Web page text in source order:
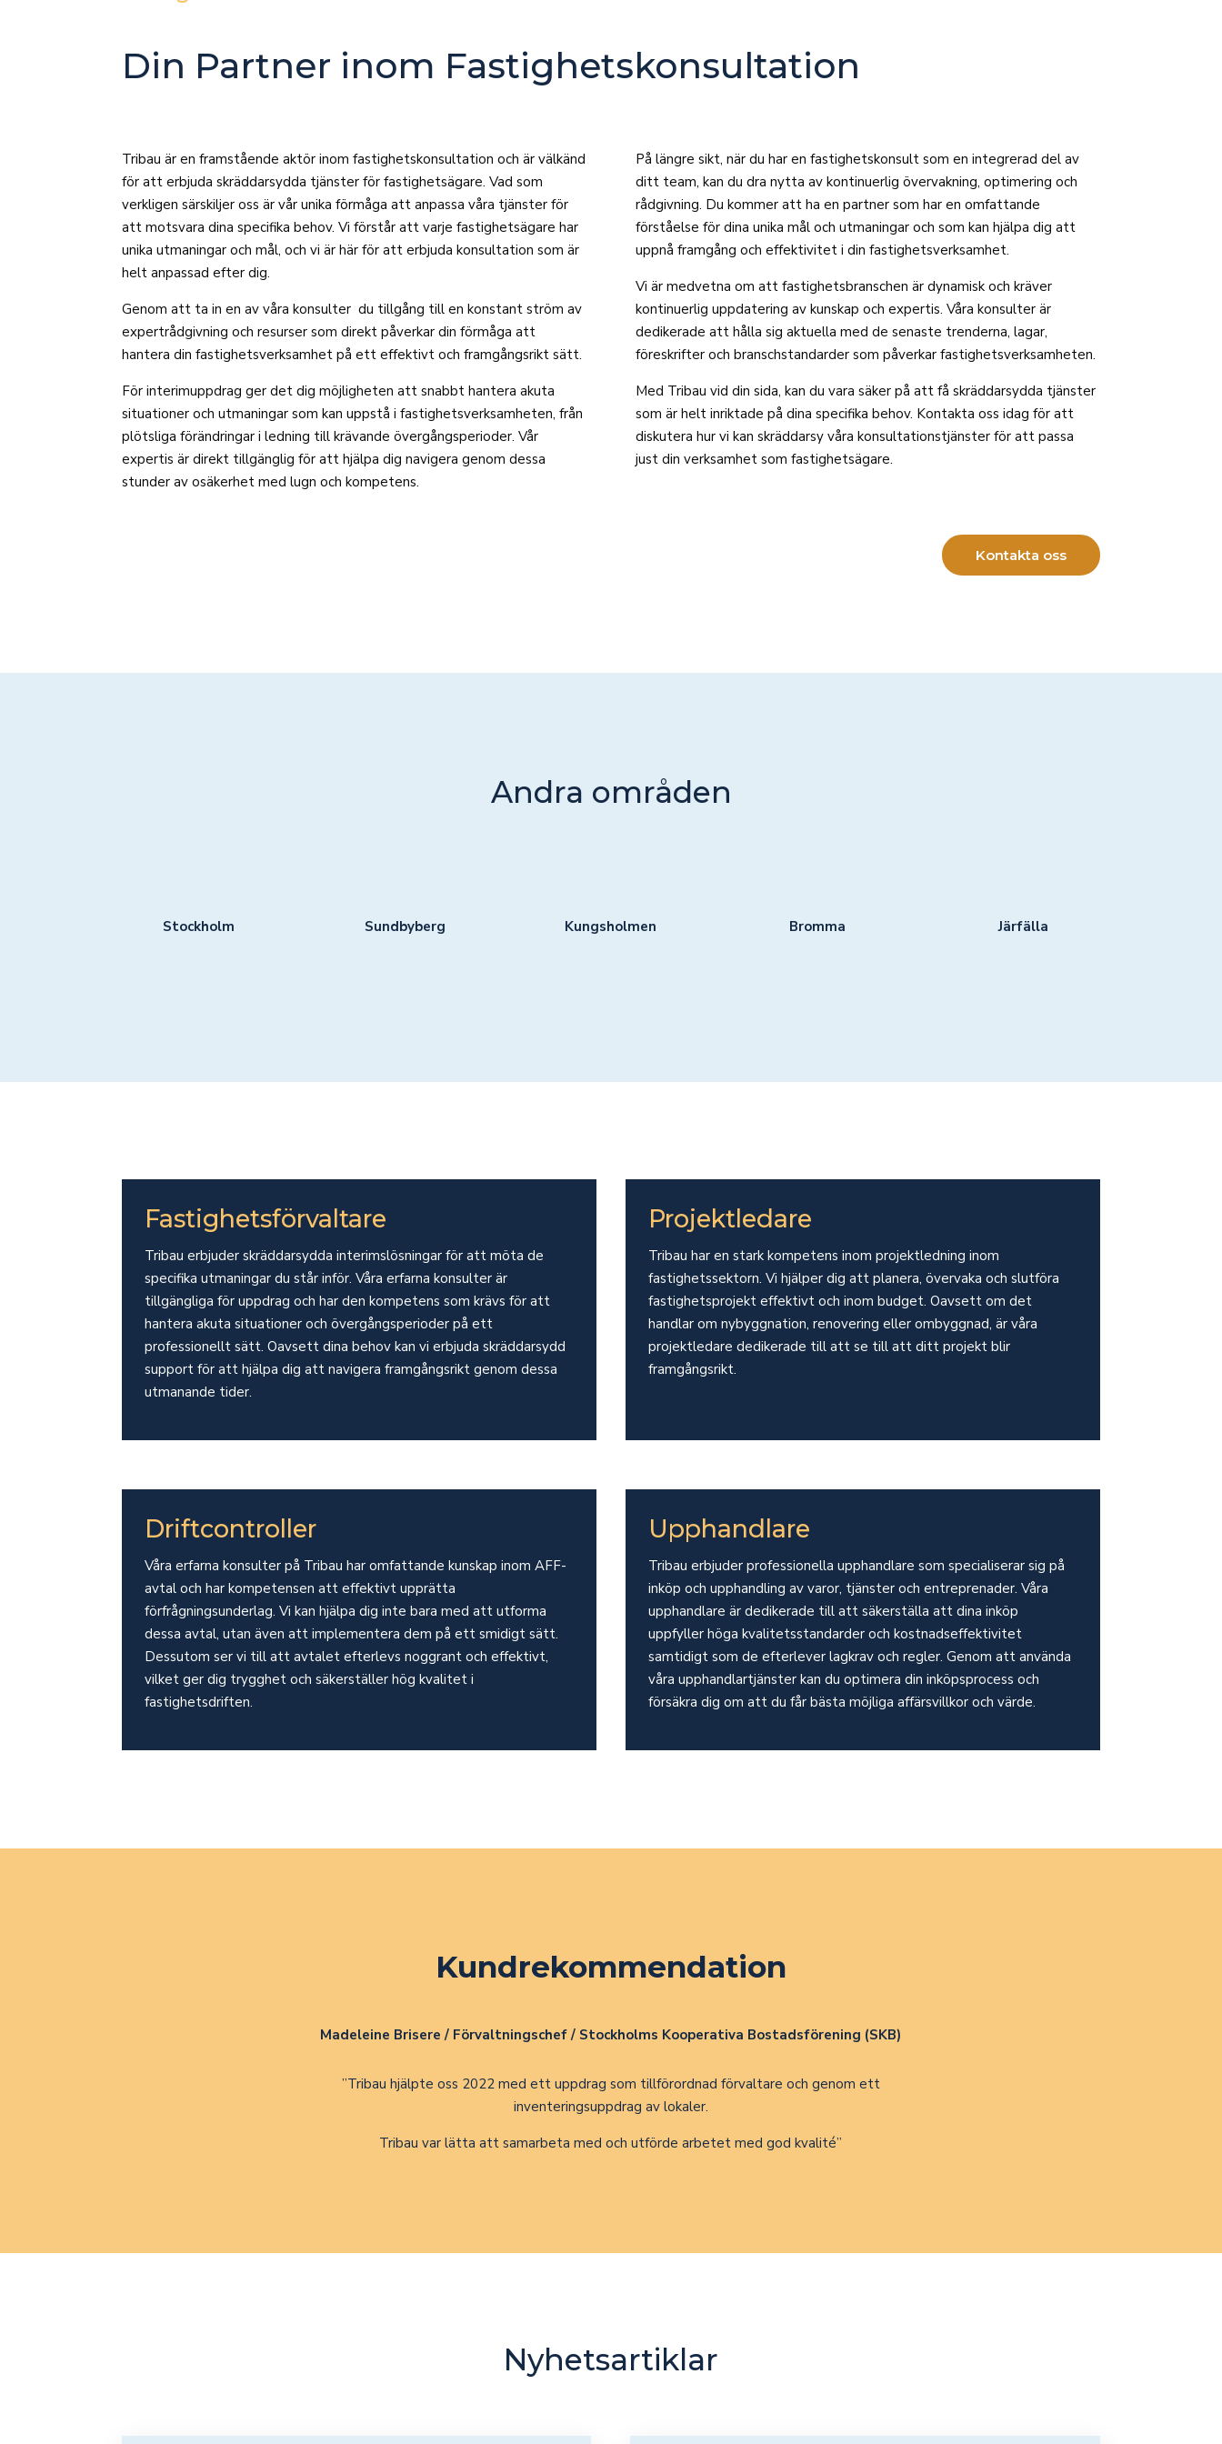
Din Partner inom Fastighetskonsultation
Tribau är en framstående aktör inom fastighetskonsultation och är välkänd
för att erbjuda skräddarsydda tjänster för fastighetsägare. Vad som
verkligen särskiljer oss är vår unika förmåga att anpassa våra tjänster för
att motsvara dina specifika behov. Vi förstår att varje fastighetsägare har
unika utmaningar och mål, och vi är här för att erbjuda konsultation som är
helt anpassad efter dig.
Genom att ta in en av våra konsulter du tillgång till en konstant ström av
expertrådgivning och resurser som direkt påverkar din förmåga att
hantera din fastighetsverksamhet på ett effektivt och framgångsrikt sätt.
För interimuppdrag ger det dig möjligheten att snabbt hantera akuta
situationer och utmaningar som kan uppstå i fastighetsverksamheten, från
plötsliga förändringar i ledning till krävande övergångsperioder. Vår
expertis är direkt tillgänglig för att hjälpa dig navigera genom dessa
stunder av osäkerhet med lugn och kompetens.
På längre sikt, när du har en fastighetskonsult som en integrerad del av
ditt team, kan du dra nytta av kontinuerlig övervakning, optimering och
rådgivning. Du kommer att ha en partner som har en omfattande
förståelse för dina unika mål och utmaningar och som kan hjälpa dig att
uppnå framgång och effektivitet i din fastighetsverksamhet.
Vi är medvetna om att fastighetsbranschen är dynamisk och kräver
kontinuerlig uppdatering av kunskap och expertis. Våra konsulter är
dedikerade att hålla sig aktuella med de senaste trenderna, lagar,
föreskrifter och branschstandarder som påverkar fastighetsverksamheten.
Med Tribau vid din sida, kan du vara säker på att få skräddarsydda tjänster
som är helt inriktade på dina specifika behov. Kontakta oss idag för att
diskutera hur vi kan skräddarsy våra konsultationstjänster för att passa
just din verksamhet som fastighetsägare.
Kontakta oss
Andra områden
Stockholm Sundbyberg Kungsholmen Bromma Järfälla
Fastighetsförvaltare
Tribau erbjuder skräddarsydda interimslösningar för att möta de
specifika utmaningar du står inför. Våra erfarna konsulter är
tillgängliga för uppdrag och har den kompetens som krävs för att
hantera akuta situationer och övergångsperioder på ett
professionellt sätt. Oavsett dina behov kan vi erbjuda skräddarsydd
support för att hjälpa dig att navigera framgångsrikt genom dessa
utmanande tider.
Projektledare
Tribau har en stark kompetens inom projektledning inom
fastighetssektorn. Vi hjälper dig att planera, övervaka och slutföra
fastighetsprojekt effektivt och inom budget. Oavsett om det
handlar om nybyggnation, renovering eller ombyggnad, är våra
projektledare dedikerade till att se till att ditt projekt blir
framgångsrikt.
Driftcontroller
Våra erfarna konsulter på Tribau har omfattande kunskap inom AFF-
avtal och har kompetensen att effektivt upprätta
förfrågningsunderlag. Vi kan hjälpa dig inte bara med att utforma
dessa avtal, utan även att implementera dem på ett smidigt sätt.
Dessutom ser vi till att avtalet efterlevs noggrant och effektivt,
vilket ger dig trygghet och säkerställer hög kvalitet i
fastighetsdriften.
Upphandlare
Tribau erbjuder professionella upphandlare som specialiserar sig på
inköp och upphandling av varor, tjänster och entreprenader. Våra
upphandlare är dedikerade till att säkerställa att dina inköp
uppfyller höga kvalitetsstandarder och kostnadseffektivitet
samtidigt som de efterlever lagkrav och regler. Genom att använda
våra upphandlartjänster kan du optimera din inköpsprocess och
försäkra dig om att du får bästa möjliga affärsvillkor och värde.
Kundrekommendation
Madeleine Brisere / Förvaltningschef / Stockholms Kooperativa Bostadsförening (SKB)
”Tribau hjälpte oss 2022 med ett uppdrag som tillförordnad förvaltare och genom ett
inventeringsuppdrag av lokaler.
Tribau var lätta att samarbeta med och utförde arbetet med god kvalité”
Nyhetsartiklar